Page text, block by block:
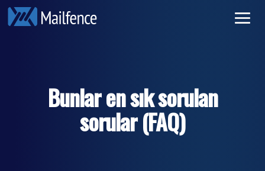
Bunlar en sık sorulan
sorular (FAQ)